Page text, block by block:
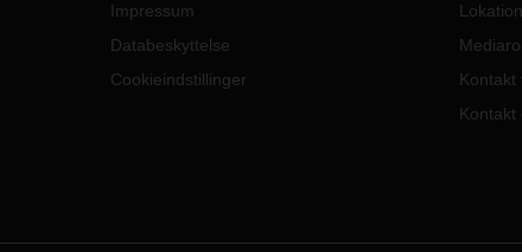
Impressum
Databeskyttelse
Cookieindstillinger
Kontakt
Kontakt